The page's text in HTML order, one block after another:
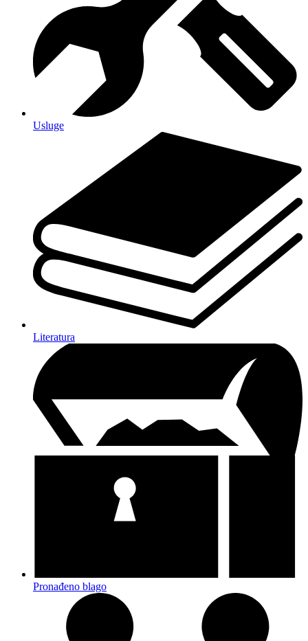
Usluge
Literatura
Pronađeno blago